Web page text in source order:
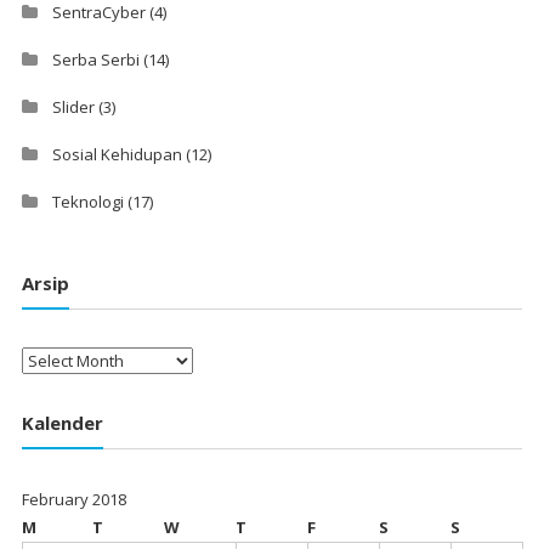
SentraCyber(4)
Serba Serbi (14)
Slider(3)
Sosial Kehidupan (12)
Teknologi (17)
Arsip
Arsip
Kalender
February 2018
M
T W T F S
S